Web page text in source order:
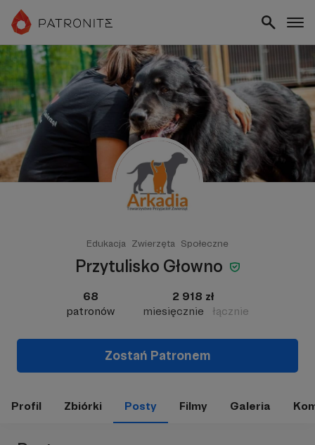
Edukacja Zwierzęta Społeczne
Przytulisko Głowno
68
patronów
2 918 zł
miesięcznie
łącznie
Zostań Patronem
Profil Zbiórki Posty Filmy Galeria